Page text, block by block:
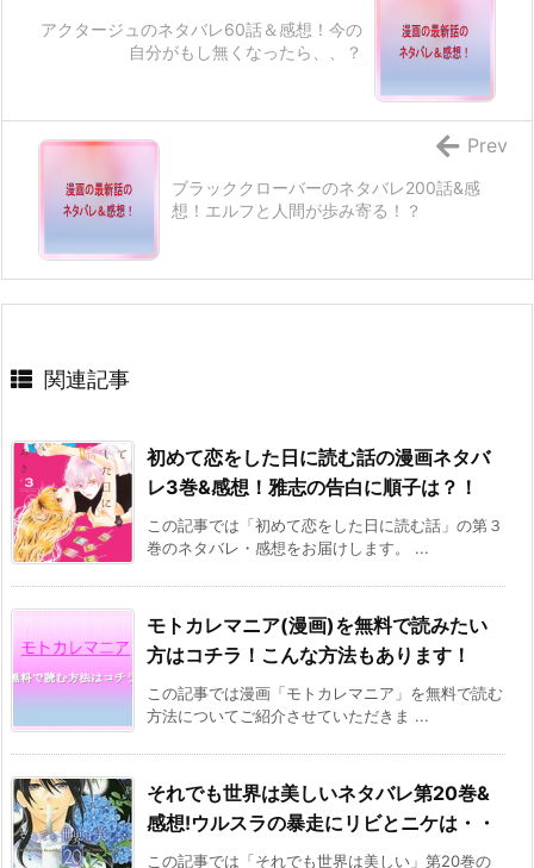
アクタージュのネタバレ60話＆感想！今の
自分がもし無くなったら、、？
ブラッククローバーのネタバレ200話&感
想！エルフと人間が歩み寄る！？
Prev
関連記事
初めて恋をした日に読む話の漫画ネタバ
レ3巻&感想！雅志の告白に順子は？！
この記事では「初めて恋をした日に読む話」の第３
巻のネタバレ・感想をお届けします。 ...
モトカレマニア(漫画)を無料で読みたい
方はコチラ！こんな方法もあります！
この記事では漫画「モトカレマニア」を無料で読む
方法についてご紹介させていただきま ...
それでも世界は美しいネタバレ第20巻&
感想!ウルスラの暴走にリビとニケは・・
この記事では「それでも世界は美しい」第20巻の